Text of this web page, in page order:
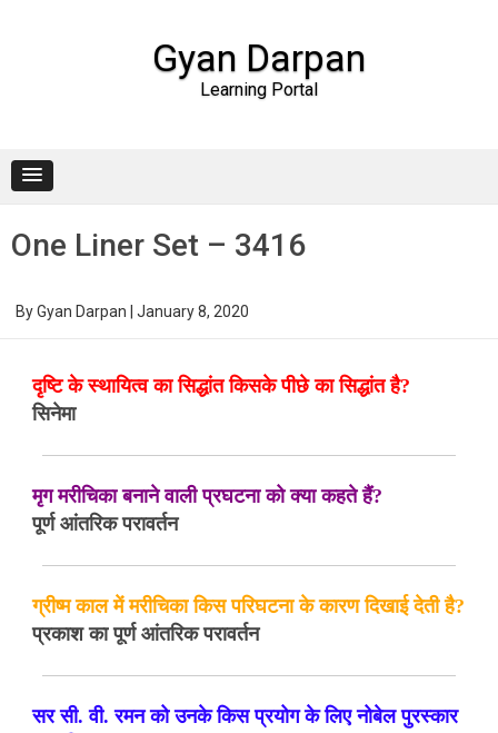
Gyan Darpan
Learning Portal
One Liner Set – 3416
ByGyan Darpan January 8, 2020
दृष्टि के स्थायित्व का सिद्धांत किसके पीछे का सिद्धांत है?
सिनेमा
मृग मरीचिका बनाने वाली प्रघटना को क्या कहते हैं?
पूर्ण आंतरिक परावर्तन
ग्रीष्म काल में मरीचिका किस परिघटना के कारण दिखाई देती है?
प्रकाश का पूर्ण आंतरिक परावर्तन
सर सी. वी. रमन को उनके किस प्रयोग के लिए नोबेल पुरस्कार